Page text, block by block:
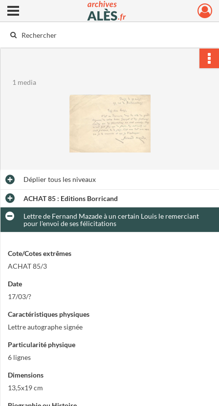
Archives municipales d'Alès
Ouvrir le menu déroulant
1 media
Dépliertous les niveaux
ACHAT 85 : Editions Borricand
Lettre de Fernand Mazade à un certain Louis le remerciant
pour l'envoi de ses félicitations
Cote/Cotes extrêmes
ACHAT 85/3
Date
17/03/?
Caractéristiques physiques
Lettre autographe signée
Particularité physique
6 lignes
Dimensions
13,5x19 cm